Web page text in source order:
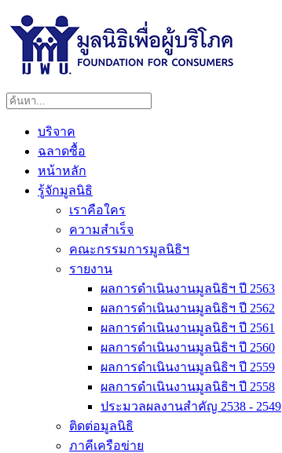
บริจาค
ฉลาดซื้อ
หน้าหลัก
รู้จักมูลนิธิ
เราคือใคร
ความสำเร็จ
คณะกรรมการมูลนิธิฯ
รายงาน
ผลการดำเนินงานมูลนิธิฯ ปี 2563
ผลการดำเนินงานมูลนิธิฯ ปี 2562
ผลการดำเนินงานมูลนิธิฯ ปี 2561
ผลการดำเนินงานมูลนิธิฯ ปี 2560
ผลการดำเนินงานมูลนิธิฯ ปี 2559
ผลการดำเนินงานมูลนิธิฯ ปี 2558
ประมวลผลงานสำคัญ 2538 - 2549
ติดต่อมูลนิธิ
ภาคีเครือข่าย